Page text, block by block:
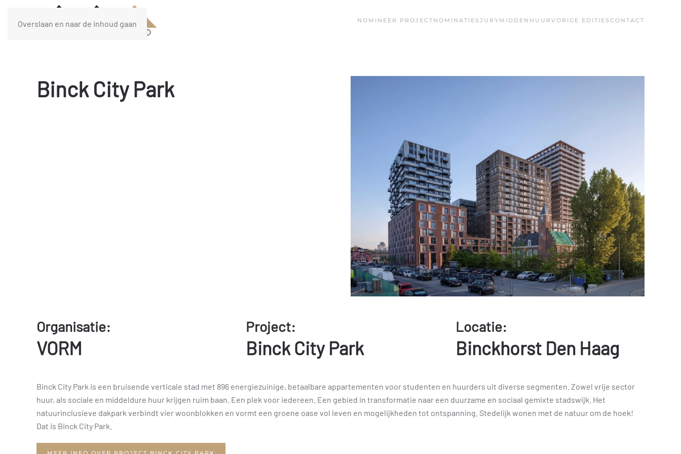
Overslaan en naar de inhoud gaan NOMINEER PROJECT NOMINATIES JURY MIDDENHUUR VORIGE EDITIES CONTACT
Binck City Park
Organisatie:
VORM
Project:
Binck City Park
Locatie:
Binckhorst Den Haag
Binck City Park is een bruisende verticale stad met 896 energiezuinige, betaalbare appartementen voor studenten en huurders uit diverse segmenten. Zowel vrije sector
huur, als sociale en middeldure huur krijgen ruim baan. Een plek voor iedereen. Een gebied in transformatie naar een duurzame en sociaal gemixte stadswijk. Het
natuurinclusieve dakpark verbindt vier woonblokken en vormt een groene oase vol leven en mogelijkheden tot ontspanning. Stedelijk wonen met de natuur om de hoek!
Dat is Binck City Park.